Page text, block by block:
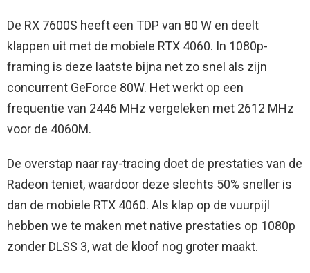
De RX 7600S heeft een TDP van 80 W en deelt
klappen uit met de mobiele RTX 4060. In 1080p-
framing is deze laatste bijna net zo snel als zijn
concurrent GeForce 80W. Het werkt op een
frequentie van 2446 MHz vergeleken met 2612 MHz
voor de 4060M.
De overstap naar ray-tracing doet de prestaties van de
Radeon teniet, waardoor deze slechts 50% sneller is
dan de mobiele RTX 4060. Als klap op de vuurpijl
hebben we te maken met native prestaties op 1080p
zonder DLSS 3, wat de kloof nog groter maakt.